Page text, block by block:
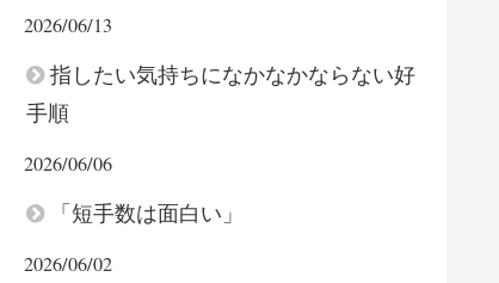
2026/06/13
指したい気持ちになかなかならない好
手順
2026/06/06
「短手数は面白い」
2026/06/02